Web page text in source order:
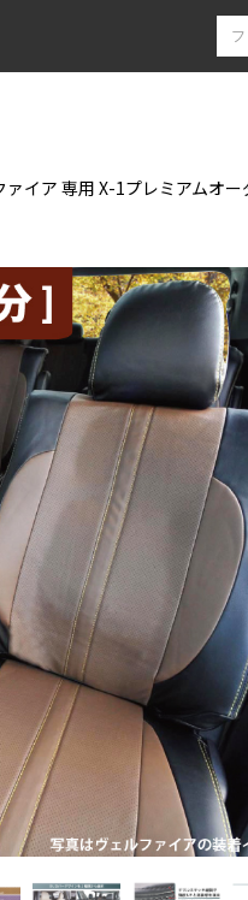
ァイア 専用 X-1プレミアムオ